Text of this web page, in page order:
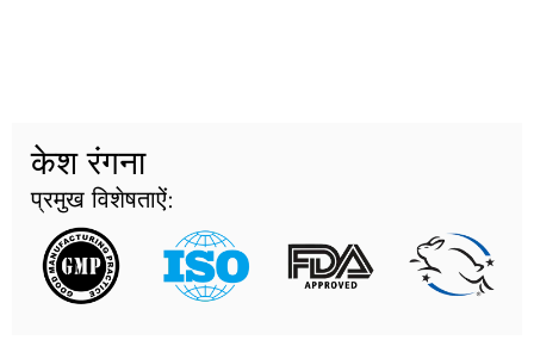
केश रंगना
प्रमुख विशेषताऐं: